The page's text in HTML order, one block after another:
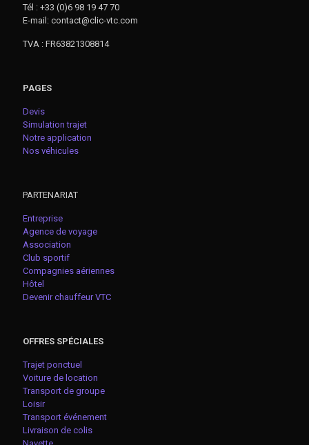
Tél : +33 (0)6 98 19 47 70
E-mail: contact@clic-vtc.com
TVA : FR63821308814
PAGES
Devis
Simulation trajet
Notre application
Nos véhicules
PARTENARIAT
Entreprise
Agence de voyage
Association
Club sportif
Compagnies aériennes
Hôtel
Devenir chauffeur VTC
OFFRES SPÉCIALES
Trajet ponctuel
Voiture de location
Transport de groupe
Loisir
Transport événement
Livraison de colis
Navette